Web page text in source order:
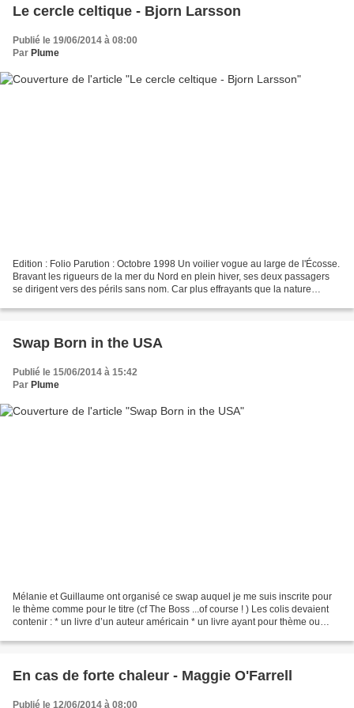
Le cercle celtique - Bjorn Larsson
Publié le 19/06/2014 à 08:00
Par Plume
Edition : Folio Parution : Octobre 1998 Un voilier vogue au large de l'Écosse.
Bravant les rigueurs de la mer du Nord en plein hiver, ses deux passagers
se dirigent vers des périls sans nom. Car plus effrayants que la nature
Swap Born in the USA
Publié le 15/06/2014 à 15:42
Par Plume
Mélanie et Guillaume ont organisé ce swap auquel je me suis inscrite pour
le thème comme pour le titre (cf The Boss ...of course ! ) Les colis devaient
contenir : * un livre d’un auteur américain * un livre ayant pour thème ou
En cas de forte chaleur - Maggie O'Farrell
Publié le 12/06/2014 à 08:00